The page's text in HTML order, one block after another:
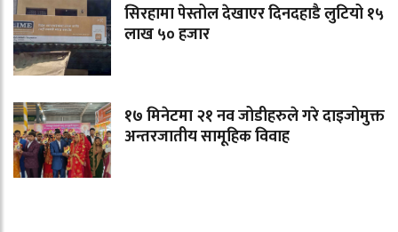
सिरहामा पेस्तोल देखाएर दिनदहाडै लुटियो १५
लाख ५० हजार
१७ मिनेटमा २१ नव जोडीहरुले गरे दाइजोमुक्त
अन्तरजातीय सामूहिक विवाह